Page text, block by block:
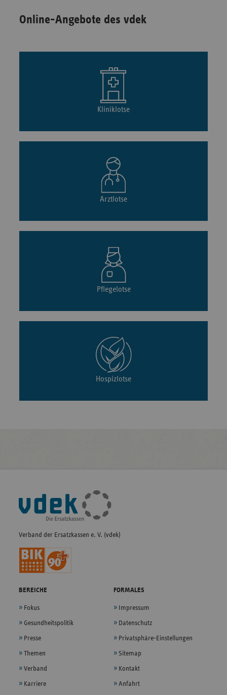
Online-Angebote des vdek
Kliniklotse
Arztlotse
Pflegelotse
Hospizlotse
Fußleisten-
Navigation
Verband der Ersatzkassen e. V. (vdek)
BEREICHE
Fokus
Gesundheitspolitik
Presse
Themen
Verband
Karriere
FORMALES
Impressum
Datenschutz
Privatsphäre-Einstellungen
Sitemap
Kontakt
Anfahrt